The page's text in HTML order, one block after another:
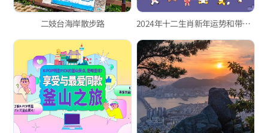
二妓台海岸散步路 2024年十二生肖新年运势和带来幸运的旅游地!